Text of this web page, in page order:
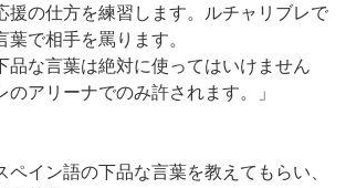
援の仕方を練習します。ルチャリブレで
葉で相手を罵ります。
品な言葉は絶対に使ってはいけません
のアリーナでのみ許されます。」
ペイン語の下品な言葉を教えてもらい、